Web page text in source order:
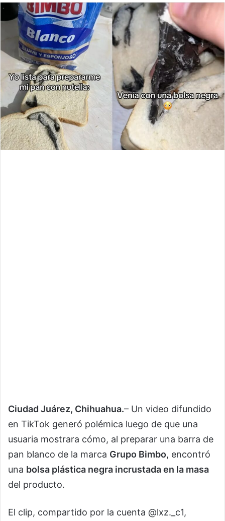
email
Ciudad Juárez, Chihuahua.– Un video difundido
en TikTok generó polémica luego de que una
usuaria mostrara cómo, al preparar una barra de
pan blanco de la marca Grupo Bimbo, encontró
una bolsa plástica negra incrustada en la masa
del producto.
El clip, compartido por la cuenta @lxz._c1,